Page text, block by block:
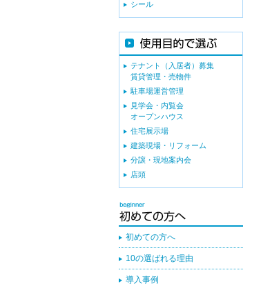
シール
テナント（入居者）募集
賃貸管理・売物件
駐車場運営管理
見学会・内覧会
オープンハウス
住宅展示場
建築現場・リフォーム
分譲・現地案内会
店頭
初めての方へ
10の選ばれる理由
導入事例